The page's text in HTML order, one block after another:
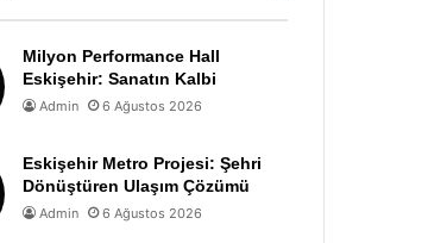
Milyon Performance Hall
Eskişehir: Sanatın Kalbi
Admin 6 Ağustos 2026
Eskişehir Metro Projesi: Şehri
Dönüştüren Ulaşım Çözümü
Admin 6 Ağustos 2026